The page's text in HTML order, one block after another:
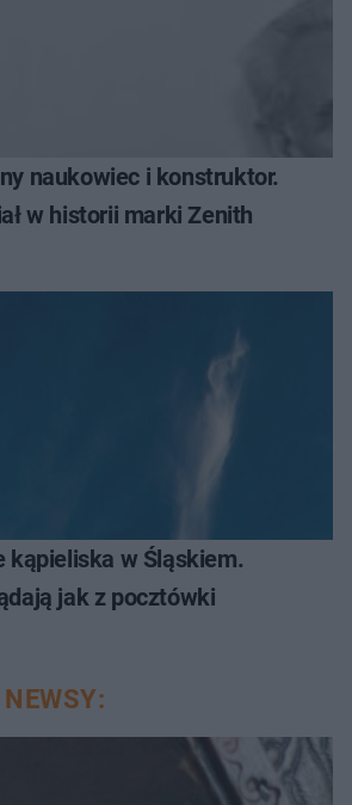
naukowiec i konstruktor.
w historii marki Zenith
kąpieliska w Śląskiem.
jak z pocztówki